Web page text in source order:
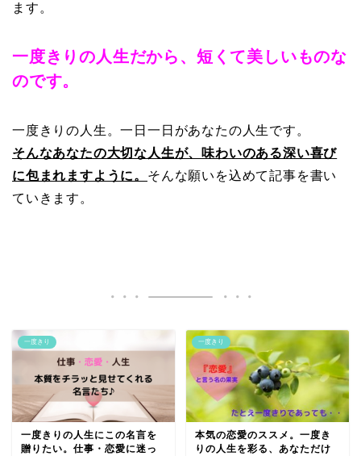
ます。
一度きりの人生だから、短くて美しいものな
のです。
一度きりの人生。一日一日があなたの人生です。
そんなあなたの大切な人生が、味わいのある深い喜び
に包まれますように。 そんな願いを込めて記事を書い
ていきます。
一度きり
一度きりの人生にこの名言を
贈りたい。仕事・恋愛に迷っ
一度きり
本気の恋愛のススメ。一度き
りの人生を彩る、あなただけ